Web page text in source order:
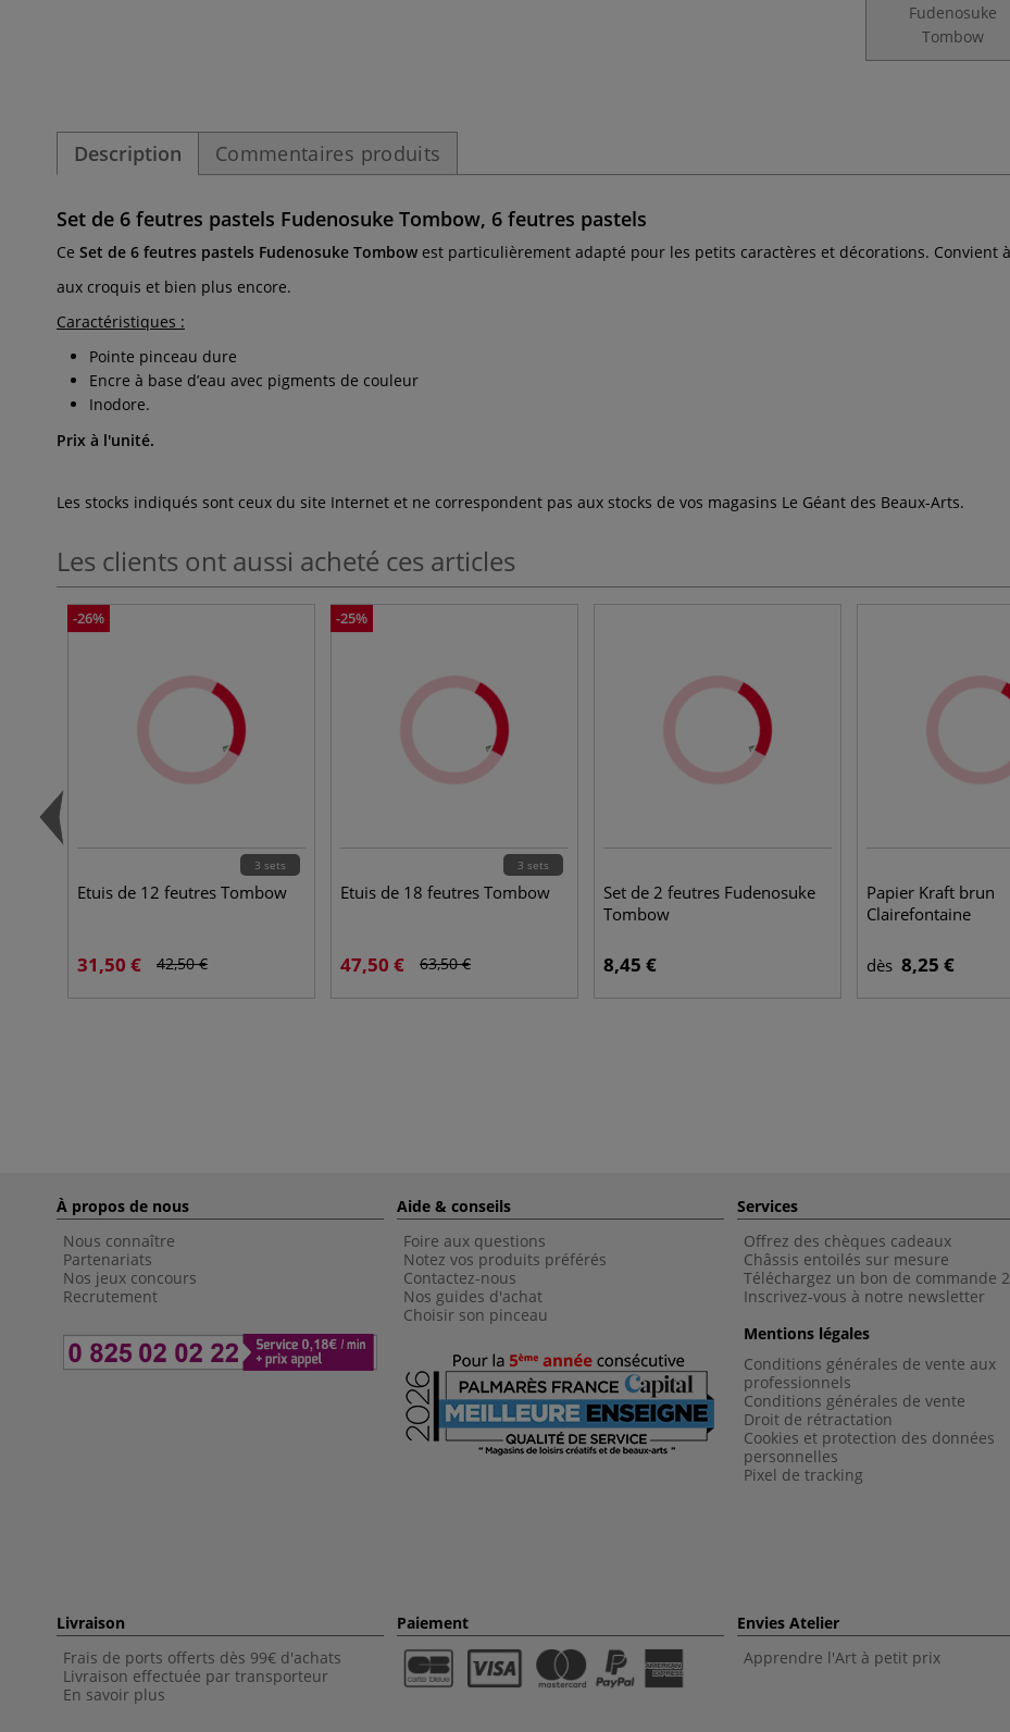
Fudenosuke
Tombow
Description Commentaires produits
Set de 6 feutres pastels Fudenosuke Tombow, 6 feutres pastels
Ce Set de 6 feutres pastels Fudenosuke Tombow est particulièrement adapté pour les petits caractères et décorations. Convient
aux croquis et bien plus encore.
Caractéristiques :
Pointe pinceau dure
Encre à base d’eau avec pigments de couleur
Inodore.
Prix à l'unité.
Les stocks indiqués sont ceux du site Internet et ne correspondent pas aux stocks de vos magasins Le Géant des Beaux-Arts.
Les clients ont aussi acheté ces articles
-26%
3 sets
Etuis de 12 feutres Tombow
31,50 € 42,50 €
-25%
3 sets
Etuis de 18 feutres Tombow
47,50 € 63,50 €
Set de 2 feutres Fudenosuke
Tombow
8,45 €
Papier Kraft brun
Clairefontaine
dès 8,25 €
À propos de nous
Nous connaître
Partenariats
Nos jeux concours
Recrutement
Aide & conseils
Foire aux questions
Notez vos produits préférés
Contactez-nous
Nos guides d'achat
Choisir son pinceau
Services
Offrez des chèques cadeaux
Châssis entoilés sur mesure
Téléchargez un bon de commande
Inscrivez-vous à notre newsletter
Mentions légales
Conditions générales de vente aux
professionnels
Conditions générales de vente
Droit de rétractation
Cookies et protection des données
personnelles
Pixel de tracking
Livraison
Frais de ports offerts dès 99€ d'achats
Livraison effectuée par transporteur
En savoir plus
Paiement
Envies Atelier
Apprendre l'Art à petit prix